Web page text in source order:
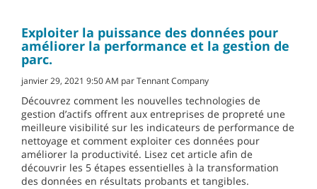
Exploiter la puissance des données pour
améliorer la performance et la gestion de
parc.
janvier 29, 2021 9:50 AM par Tennant Company
Découvrez comment les nouvelles technologies de
gestion d’actifs offrent aux entreprises de propreté une
meilleure visibilité sur les indicateurs de performance de
nettoyage et comment exploiter ces données pour
améliorer la productivité. Lisez cet article afin de
découvrir les 5 étapes essentielles à la transformation
des données en résultats probants et tangibles.